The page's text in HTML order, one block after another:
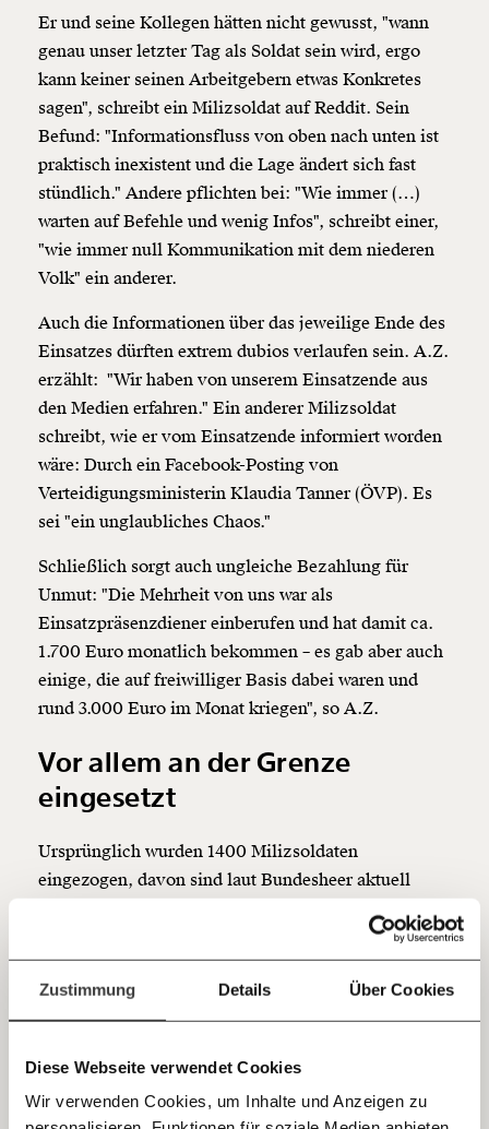
Zustimmung Details Über Cookies
Diese Webseite verwendet Cookies
Wir verwenden Cookies, um Inhalte und Anzeigen zu
Veränderung
beginnt mit Dir!
und wir können gemeinsam
unsere Wirtschaft so gestalten, dass sie für alle
funktioniert. Unsere Recherchen sind für alle frei im
so bleiben. Kämpf’ mit uns für den Fortschritt und
Hier unsere IBAN: AT34 4300 0498 0007 6017
Kontoinhaber: Momentum Institut - Verein für
sozialen Fortschritt
Jetzt
einfach
teilen.
Er und seine Kollegen hätten nicht gewusst, "wann
genau unser letzter Tag als Soldat sein wird, ergo
kann keiner seinen Arbeitgebern etwas Konkretes
sagen", schreibt ein Milizsoldat auf Reddit. Sein
Befund: "Informationsfluss von oben nach unten ist
praktisch inexistent und die Lage ändert sich fast
stündlich." Andere pflichten bei: "Wie immer (…)
warten auf Befehle und wenig Infos", schreibt einer,
"wie immer null Kommunikation mit dem niederen
Volk" ein anderer.
Auch die Informationen über das jeweilige Ende des
Einsatzes dürften extrem dubios verlaufen sein. A.Z.
erzählt: "Wir haben von unserem Einsatzende aus
den Medien erfahren." Ein anderer Milizsoldat
schreibt, wie er vom Einsatzende informiert worden
wäre: Durch ein Facebook-Posting von
Verteidigungsministerin Klaudia Tanner (ÖVP). Es
sei "ein unglaubliches Chaos."
Schließlich sorgt auch ungleiche Bezahlung für
Unmut: "Die Mehrheit von uns war als
Einsatzpräsenzdiener einberufen und hat damit ca.
1.700 Euro monatlich bekommen – es gab aber auch
einige, die auf freiwilliger Basis dabei waren und
rund 3.000 Euro im Monat kriegen", so A.Z.
Vor allem an der Grenze
eingesetzt
Ursprünglich wurden 1400 Milizsoldaten
eingezogen, davon sind laut Bundesheer aktuell
Soldaten wurde und wird an den österreichischen
Grenzen eingesetzt. Die medial breit gestreuten
Einsätze, etwa bei der Post, fielen gegenüber dem
Einsatz an den Grenzen damit offenbar kaum ins
Etwa 623 Milizsoldaten seien aktuell in Tirol, im
Burgenland, in der Steiermark und in Kärnten im